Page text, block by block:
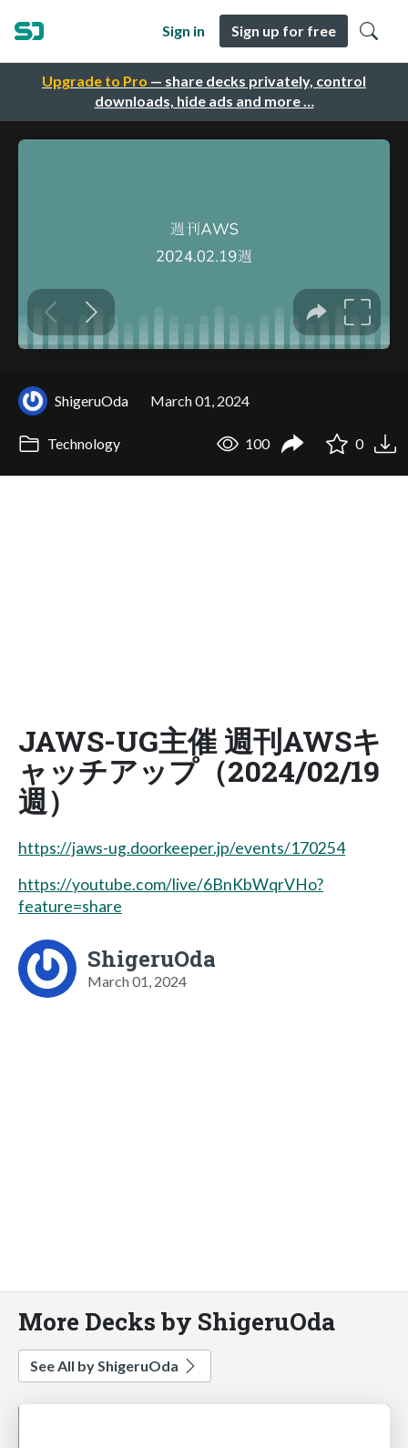
Upgrade to Pro — share decks privately, control
downloads, hide ads and more …
Sign in Sign up for free
ShigeruOda March 01, 2024
Technology 100 0
JAWS-UG主催 週刊AWSキ
ャッチアップ（2024/02/19
週）
https://jaws-ug.doorkeeper.jp/events/170254
https://youtube.com/live/6BnKbWqrVHo?
feature=share
ShigeruOda
March 01, 2024
More Decks by ShigeruOda
See All by ShigeruOda